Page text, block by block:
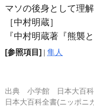
マソの後身として理
［中村明蔵］
『中村明蔵著『熊襲
[参照項目] | 隼人
出典 小学館 日本大百科
日本大百科全書(ニッポ